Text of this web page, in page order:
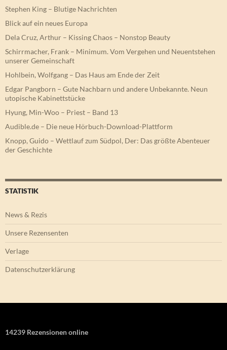
Stephen King – Blutige Nachrichten
Blick auf ein neues Europa
Dela Cruz, Arthur – Kissing Chaos – Nonstop Beauty
Schirrmacher, Frank – Minimum. Vom Vergehen und Neuentstehen
unserer Gemeinschaft
Hohlbein, Wolfgang – Das Haus am Ende der Zeit
Edgar Pangborn – Gute Nachbarn und andere Unbekannte. Neun
utopische Kabinettstücke
Hyung, Min-Woo – Priest – Band 13
Audible.de – Die neue Hörbuch-Download-Plattform
Knopp, Guido – Wettlauf zum Südpol, Der: Das größte Abenteuer
der Geschichte
STATISTIK
News & Rezis
Unsere Rezensenten
Verlage
Datenschutzerklärung
14239 Rezensionen online